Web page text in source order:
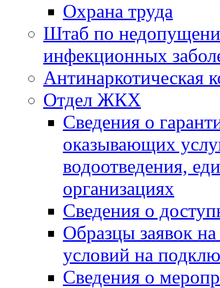
Охрана труда
Штаб по
инфекционных
Антинаркотическая
Отдел ЖКХ
Сведения о
оказывающих
водоотведения,
организациях
Сведения о
Образцы заявок
условий на
Сведения о